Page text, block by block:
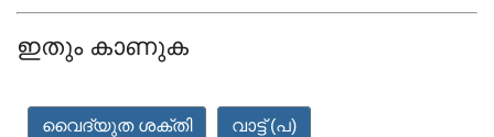
ഇതും കാണുക
വൈദ്യുത ശക്തി വാട്ട് (പ)